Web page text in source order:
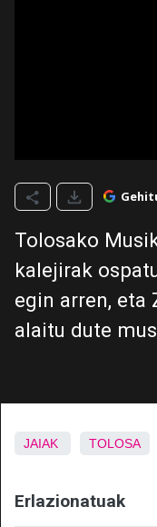
Tolosako
kalejirak
egin arren, eta
alaitu dute
JAIAK TOLOSA
Erlazionatuak